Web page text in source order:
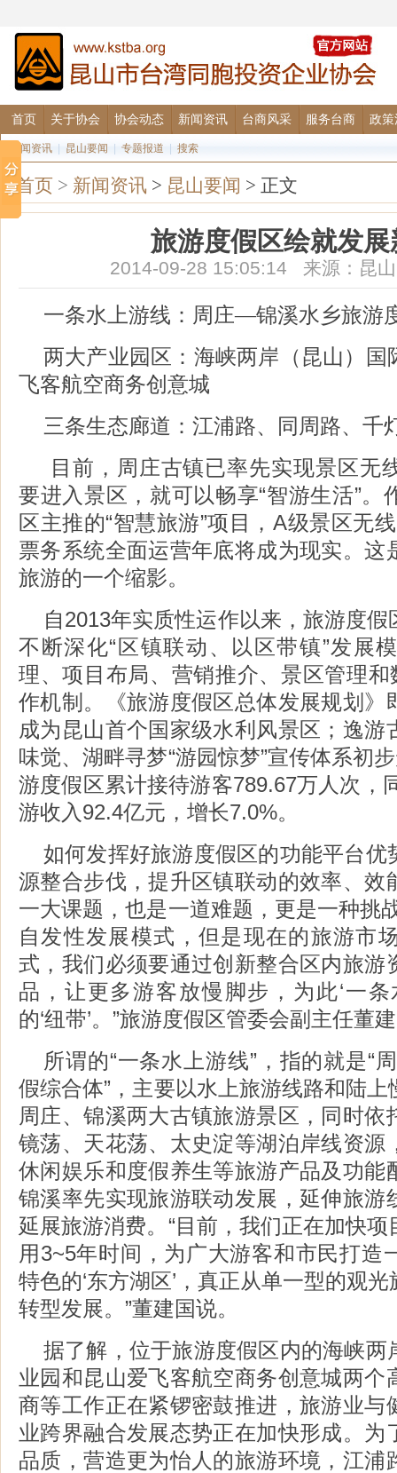
首页 关于协会 协会动态 新闻资讯 台商风采 服务台商 政策
要闻资讯 昆山要闻 专题报道 搜索
首页 > 新闻资讯 > 昆山要闻 > 正文
旅游度假区绘就发展
2014-09-28 15:05:14 来源：昆
一条水上游线：周庄—锦溪水乡旅游
两大产业园区：海峡两岸（昆山）国
飞客航空商务创意城
三条生态廊道：江浦路、同周路、千
目前，周庄古镇已率先实现景区无
要进入景区，就可以畅享“智游生活”。
区主推的“智慧旅游”项目，A级景区无
票务系统全面运营年底将成为现实。这
旅游的一个缩影。
自2013年实质性运作以来，旅游度
不断深化“区镇联动、以区带镇”发展
理、项目布局、营销推介、景区管理和
作机制。《旅游度假区总体发展规划》
成为昆山首个国家级水利风景区；逸游
味觉、湖畔寻梦“游园惊梦”宣传体系初
游度假区累计接待游客789.67万人次，
游收入92.4亿元，增长7.0%。
如何发挥好旅游度假区的功能平台优
源整合步伐，提升区镇联动的效率、效
一大课题，也是一道难题，更是一种挑
自发性发展模式，但是现在的旅游市
式，我们必须要通过创新整合区内旅游
品，让更多游客放慢脚步，为此‘一
的‘纽带’。”旅游度假区管委会副主任董
所谓的“一条水上游线”，指的就是“
假综合体”，主要以水上旅游线路和陆
周庄、锦溪两大古镇旅游景区，同时依
镜荡、天花荡、太史淀等湖泊岸线资源
休闲娱乐和度假养生等旅游产品及功能
锦溪率先实现旅游联动发展，延伸旅游
延展旅游消费。“目前，我们正在加快
用3~5年时间，为广大游客和市民打造
特色的‘东方湖区’，真正从单一型的观
转型发展。”董建国说。
据了解，位于旅游度假区内的海峡两
业园和昆山爱飞客航空商务创意城两个
商等工作正在紧锣密鼓推进，旅游业与
业跨界融合发展态势正在加快形成。为
品质，营造更为怡人的旅游环境，江浦